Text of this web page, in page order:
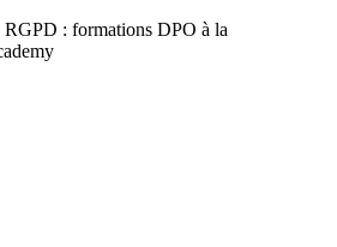
: formations DPO à la